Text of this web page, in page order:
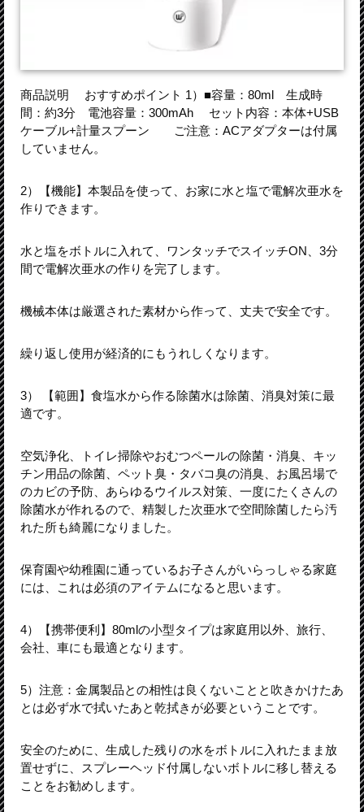
商品説明 おすすめポイント 1）■容量：80ml 生成時
間：約3分 電池容量：300mAh セット内容：本体+USB
ケーブル+計量スプーン ご注意：ACアダプターは付属
していません。
2）【機能】本製品を使って、お家に水と塩で電解次亜水を
作りできます。
水と塩をボトルに入れて、ワンタッチでスイッチON、3分
間で電解次亜水の作りを完了します。
機械本体は厳選された素材から作って、丈夫で安全です。
繰り返し使用が経済的にもうれしくなります。
3） 【範囲】食塩水から作る除菌水は除菌、消臭対策に最
適です。
空気浄化、トイレ掃除やおむつペールの除菌・消臭、キッ
チン用品の除菌、ペット臭・タバコ臭の消臭、お風呂場で
のカビの予防、あらゆるウイルス対策、一度にたくさんの
除菌水が作れるので、精製した次亜水で空間除菌したら汚
れた所も綺麗になりました。
保育園や幼稚園に通っているお子さんがいらっしゃる家庭
には、これは必須のアイテムになると思います。
4）【携帯便利】80mlの小型タイプは家庭用以外、旅行、
会社、車にも最適となります。
5）注意：金属製品との相性は良くないことと吹きかけたあ
とは必ず水で拭いたあと乾拭きが必要ということです。
安全のために、生成した残りの水をボトルに入れたまま放
置せずに、スプレーヘッド付属しないボトルに移し替える
ことをお勧めします。